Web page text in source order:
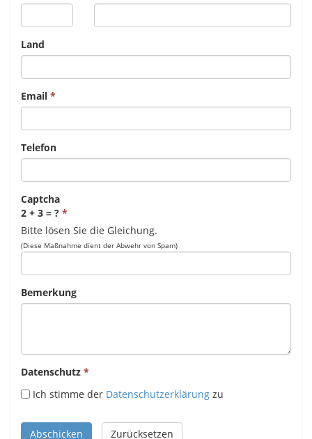
Land
Email
Telefon
Captcha
2 + 3 = ?
Bitte lösen Sie die Gleichung.
(Diese Maßnahme dient der Abwehr von Spam)
Bemerkung
Datenschutz
Ich stimme der Datenschutzerklärung zu
Abschicken Zurücksetzen